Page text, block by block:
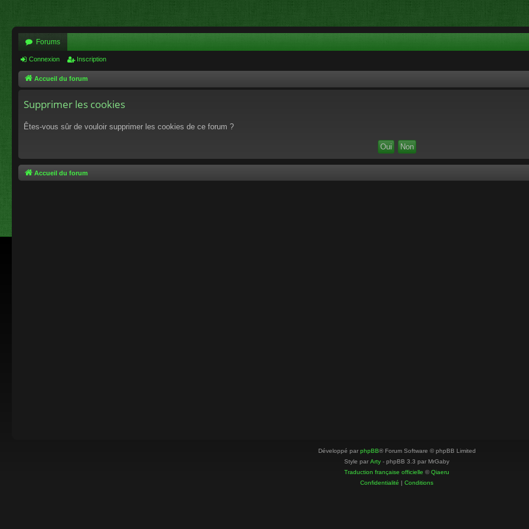
Forums
Connexion Inscription
Accueil du forum
Supprimer les cookies
Êtes-vous sûr de vouloir supprimer les cookies de ce forum ?
Accueil du forum
Développé par phpBB® Forum Software © phpBB Limited
Style par Arty - phpBB 3.3 par MrGaby
Traduction française officielle ©Qiaeru
Confidentialité | Conditions